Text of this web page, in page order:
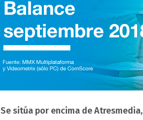
Se sitúa por encima de